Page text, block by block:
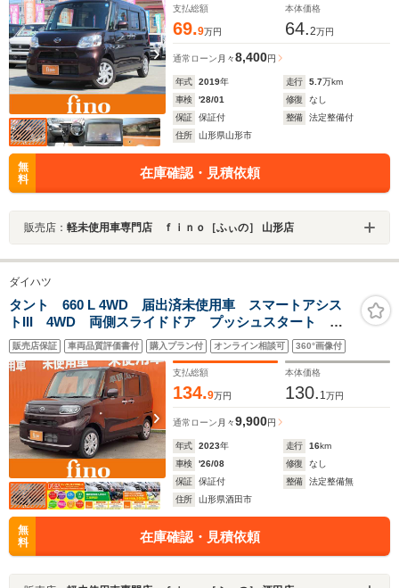
支払総額
69.9万円
本体価格
64.2万円
通常ローン 月々8,400円
年式 2019年 走行 5.7万km
車検
'28/01 修復
なし
保証
保証付 整備
法定整備付
住所
山形県山形市
無
料
在庫確認・見積依頼
販売店： 軽未使用車専門店 ｆｉｎｏ［ふぃの］ 山形店
ダイハツ
タント 660 L 4WD 届出済未使用車 スマートアシス
トIII 4WD 両側スライドドア プッシュスタート ス
マートキー オートエアコン オートハイビーム コー
ナーセンサー 車線逸脱警報機能 衝突警報機能
販売店保証 車両品質評価書付 購入プラン付 オンライン相談可 360°画像付
支払総額
134.9万円
本体価格
130. 1 万円
通常ローン 月々9,900円
年式 2023年 走行 16km
車検
'26/08 修復
なし
保証
保証付 整備
法定整備無
住所
山形県酒田市
無
料
在庫確認・見積依頼